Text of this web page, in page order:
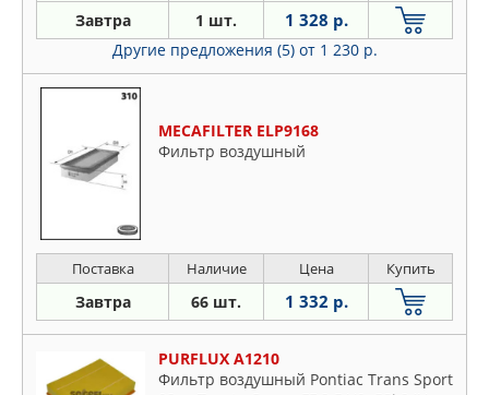
Завтра 1 шт. 1 328 р.
Другие предложения (5) от 1 230 р.
MECAFILTER ELP9168
Фильтр воздушный
Поставка Наличие Цена Купить
Завтра 66 шт. 1 332 р.
PURFLUX A1210
Фильтр воздушный Pontiac Trans Sport